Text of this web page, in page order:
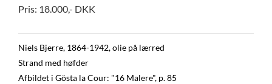
Pris: 18.000,- DKK
Niels Bjerre, 1864-1942, olie på lærred
Strand med høfder
Afbildet i Gösta la Cour: "16 Malere", p. 85